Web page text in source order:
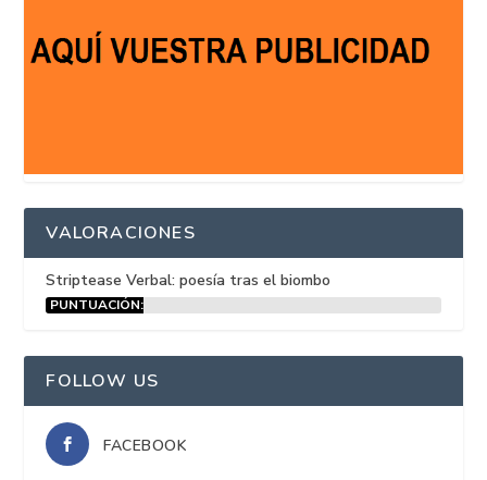
VALORACIONES
Striptease Verbal: poesía tras el biombo
PUNTUACIÓN:
FOLLOW US
FACEBOOK